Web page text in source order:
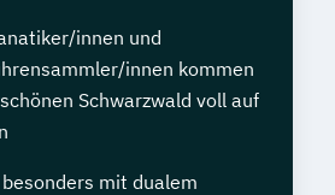
innen und
innen kommen
Schwarzwald voll auf
mit dualem